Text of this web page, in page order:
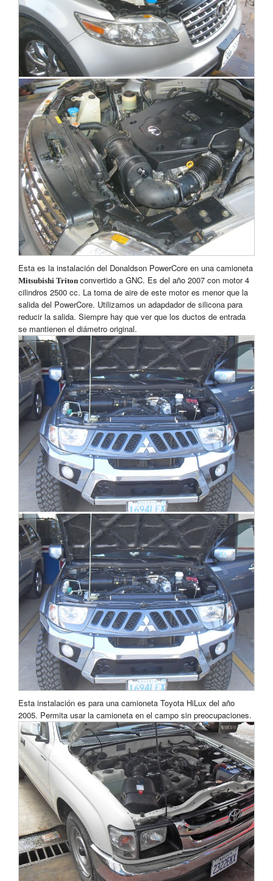
Esta es la instalación del Donaldson PowerCore en una camioneta
Mitsubishi Triton convertido a GNC. Es del año 2007 con motor 4
cilindros 2500 cc. La toma de aire de este motor es menor que la
salida del PowerCore. Utilizamos un adapdador de silicona para
reducir la salida. Siempre hay que ver que los ductos de entrada
se mantienen el diámetro original.
Esta instalación es para una camioneta Toyota HiLux del año
2005. Permita usar la camioneta en el campo sin preocupaciones.